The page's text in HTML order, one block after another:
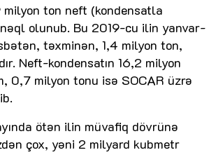
milyon ton neft (kondensatla
olunub. Bu 2019-cu ilin yanvar-
təxminən, 1,4 milyon ton,
Neft-kondensatın 16,2 milyon
0,7 milyon tonu isə SOCAR üzrə
ötən ilin müvafiq dövrünə
çox, yəni 2 milyard kubmetr